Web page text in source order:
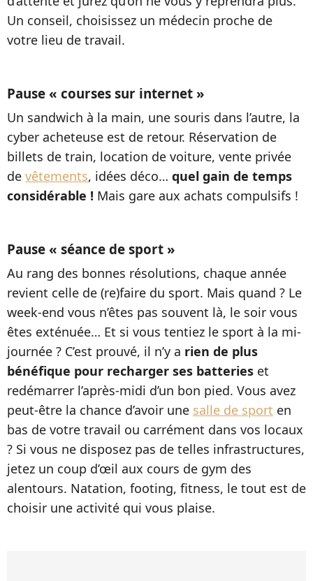
Un conseil, choisissez un médecin proche de
votre lieu de travail.
Pause « courses sur internet »
Un sandwich à la main, une souris dans l’autre, la
cyber acheteuse est de retour. Réservation de
billets de train, location de voiture, vente privée
de vêtements, idées déco… quel gain de temps
considérable ! Mais gare aux achats compulsifs !
Pause « séance de sport »
Au rang des bonnes résolutions, chaque année
revient celle de (re)faire du sport. Mais quand ? Le
week-end vous n’êtes pas souvent là, le soir vous
êtes exténuée… Et si vous tentiez le sport à la mi-
journée ? C’est prouvé, il n’y a rien de plus
bénéfique pour recharger ses batteries et
redémarrer l’après-midi d’un bon pied. Vous avez
peut-être la chance d’avoir une salle de sport en
bas de votre travail ou carrément dans vos locaux
? Si vous ne disposez pas de telles infrastructures,
jetez un coup d’œil aux cours de gym des
alentours. Natation, footing, fitness, le tout est de
choisir une activité qui vous plaise.